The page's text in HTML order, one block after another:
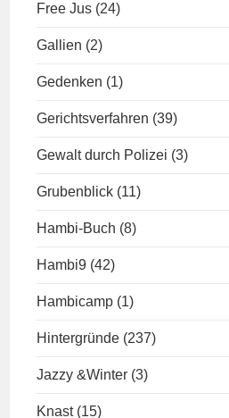
Free Jus (24)
Gallien (2)
Gedenken (1)
Gerichtsverfahren (39)
Gewalt durch Polizei (3)
Grubenblick (11)
Hambi-Buch (8)
Hambi9 (42)
Hambicamp (1)
Hintergründe (237)
Jazzy &Winter (3)
Knast (15)